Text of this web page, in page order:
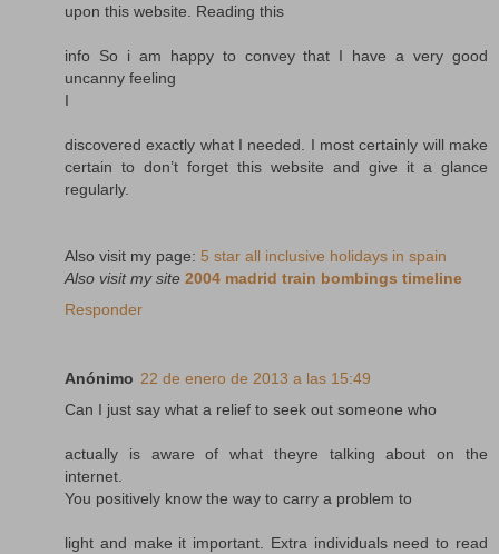
upon this website. Reading this
info So i am happy to convey that I have a very good
uncanny feeling
I
discovered exactly what I needed. I most certainly will make
certain to don’t forget this website and give it a glance
regularly.
Also visit my page: 5 star all inclusive holidays in spain
Also visit my site 2004 madrid train bombings timeline
Responder
Anónimo 22 de enero de 2013 a las 15:49
Can I just say what a relief to seek out someone who
actually is aware of what theyre talking about on the
internet.
You positively know the way to carry a problem to
light and make it important. Extra individuals need to read